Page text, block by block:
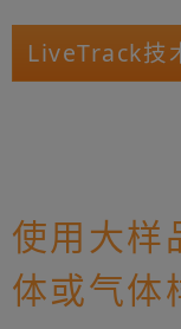
LiveTrack技
使用大样
体或气体